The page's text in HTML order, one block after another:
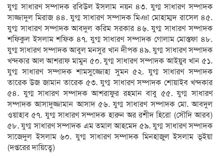
যুগ্ম সাধারণ সম্পাদক রবিউল ইসলাম নয়ন ৪৩. যুগ্ম সাধারণ সম্পাদক
সাজ্জাদুল মিরাজ ৪৪. যুগ্ম সাধারণ সম্পাদক মিঞা মোহাম্মদ রাসেল ৪৫.
যুগ্ম সাধারণ সম্পাদক আবদুল করিম সরকার ৪৬. যুগ্ম সাধারণ সম্পাদক
শফিকুল ইসলাম শফিক ৪৭. যুগ্ম সাধারণ সম্পাদক গোলাম মোস্তফা ৪৮.
যুগ্ম সাধারণ সম্পাদক আবুল মনসুর খান দীপক ৪৯. যুগ্ম সাধারণ সম্পাদক
খন্দকার আল আশরাফ মামুন ৫০. যুগ্ম সাধারণ সম্পাদক আইয়ুব খান ৫১.
যুগ্ম সাধারণ সম্পাদক শামসুজ্জোহা সুমন ৫২. যুগ্ম সাধারণ সম্পাদক
তারেক উজ জামান তারেক ৫৩. যুগ্ম সাধারণ সম্পাদক শোয়াইব খন্দকার
৫৪. যুগ্ম সাধারণ সম্পাদক আশরাফুর রহমান বাবু ৫৫. যুগ্ম সাধারণ
সম্পাদক আসাদুজ্জামান আসাদ ৫৬. যুগ্ম সাধারণ সম্পাদক মো. আবদুল
ওয়াহাব ৫৭. যুগ্ম সাধারণ সম্পাদক হারুন অর রশীদ হিরো (সৌদি আরব)
৫৮. যুগ্ম সাধারণ সম্পাদক এম তমাল আহমেদ ৫৯. যুগ্ম সাধারণ সম্পাদক
সাজেদুল ইসলাম ৬০. যুগ্ম সাধারণ সম্পাদক মিনহাজুল ইসলাম ভূইয়া
(দপ্তরের দায়িত্বে)